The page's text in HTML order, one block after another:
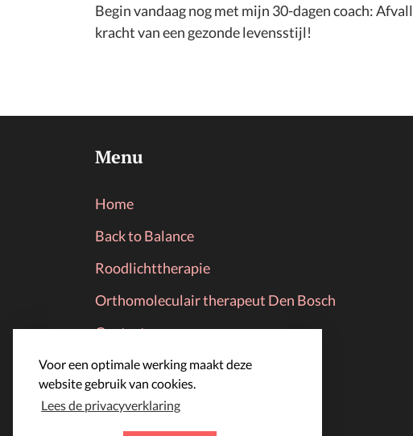
Voor een optimale werking maakt deze
website gebruik van cookies.
Lees de privacyverklaring
Begin vandaag nog met mijn 30-dagen coach:
kracht van een gezonde levensstijl!
Menu
Home
Back to Balance
Roodlichttherapie
Orthomoleculair therapeut Den Bosch
Contact
Afspraak maken
Over mij